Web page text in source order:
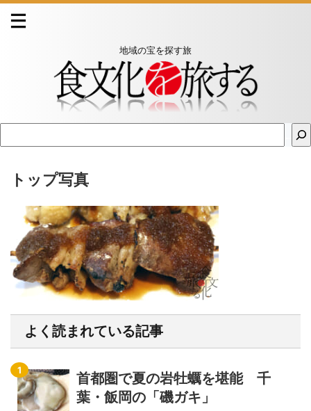
地域の宝を探す旅
トップ写真
よく読まれている記事
首都圏で夏の岩牡蠣を堪能 千
葉・飯岡の「磯ガキ」